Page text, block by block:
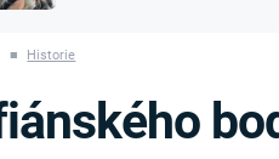
BRITSKÁ
■ Historie